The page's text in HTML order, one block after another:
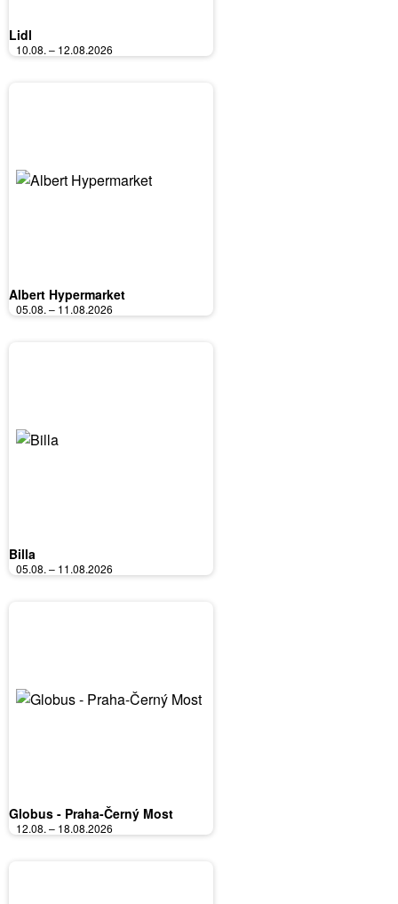
Lidl
10.08. – 12.08.2026
Albert Hypermarket
05.08. – 11.08.2026
Billa
05.08. – 11.08.2026
Globus - Praha-Černý Most
12.08. – 18.08.2026